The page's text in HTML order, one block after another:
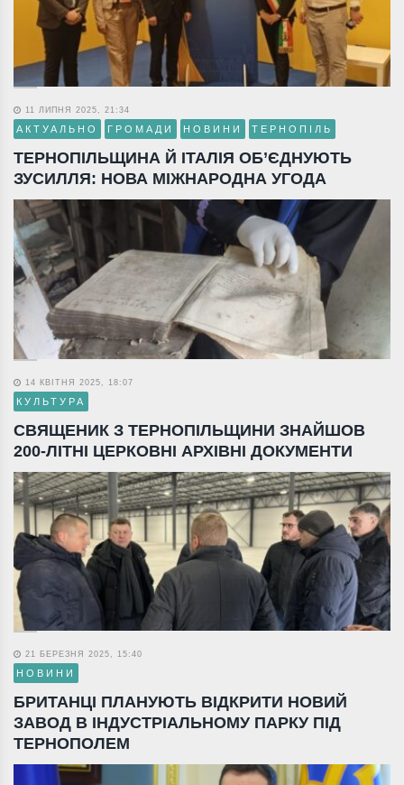
11 ЛИПНЯ 2025, 21:34
АКТУАЛЬНО ГРОМАДИ НОВИНИ ТЕРНОПІЛЬ
ТЕРНОПІЛЬЩИНА Й ІТАЛІЯ ОБ’ЄДНУЮТЬ
ЗУСИЛЛЯ: НОВА МІЖНАРОДНА УГОДА
14 КВІТНЯ 2025, 18:07
КУЛЬТУРА
СВЯЩЕНИК З ТЕРНОПІЛЬЩИНИ ЗНАЙШОВ
200-ЛІТНІ ЦЕРКОВНІ АРХІВНІ ДОКУМЕНТИ
21 БЕРЕЗНЯ 2025, 15:40
НОВИНИ
БРИТАНЦІ ПЛАНУЮТЬ ВІДКРИТИ НОВИЙ
ЗАВОД В ІНДУСТРІАЛЬНОМУ ПАРКУ ПІД
ТЕРНОПОЛЕМ